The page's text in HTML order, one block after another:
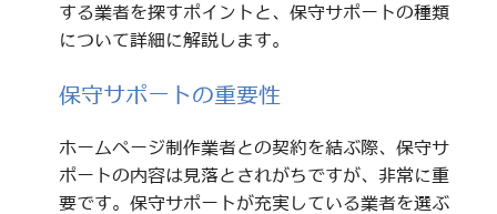
する業者を探すポイントと、保守サポートの種類
について詳細に解説します。
保守サポートの重要性
ホームページ制作業者との契約を結ぶ際、保守サ
ポートの内容は見落とされがちですが、非常に重
要です。保守サポートが充実している業者を選ぶ